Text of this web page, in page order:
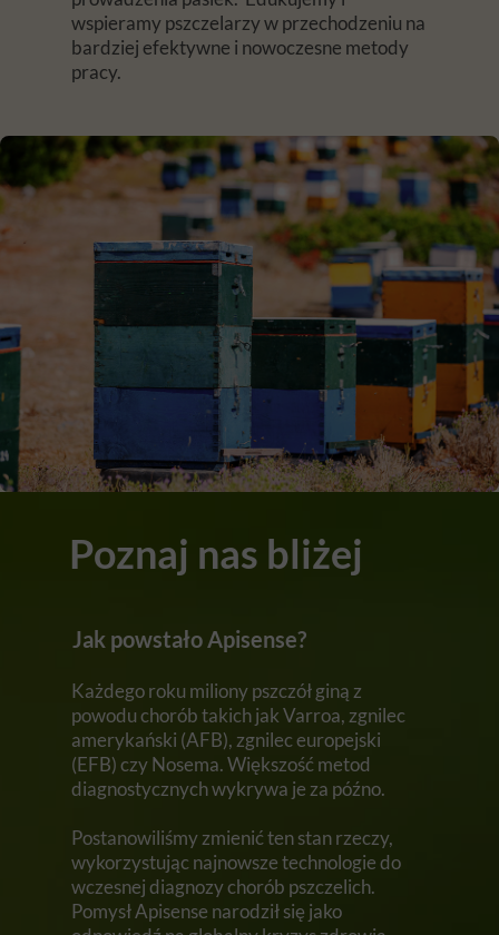
wspieramy pszczelarzy w przechodzeniu na
bardziej efektywne i nowoczesne metody
pracy.
Poznaj nas bliżej
Jak powstało Apisense?
Każdego roku miliony pszczół giną z
powodu chorób takich jak Varroa, zgnilec
amerykański (AFB), zgnilec europejski
(EFB) czy Nosema. Większość metod
diagnostycznych wykrywa je za późno.
Postanowiliśmy zmienić ten stan rzeczy,
wykorzystując najnowsze technologie do
wczesnej diagnozy chorób pszczelich.
Pomysł Apisense narodził się jako